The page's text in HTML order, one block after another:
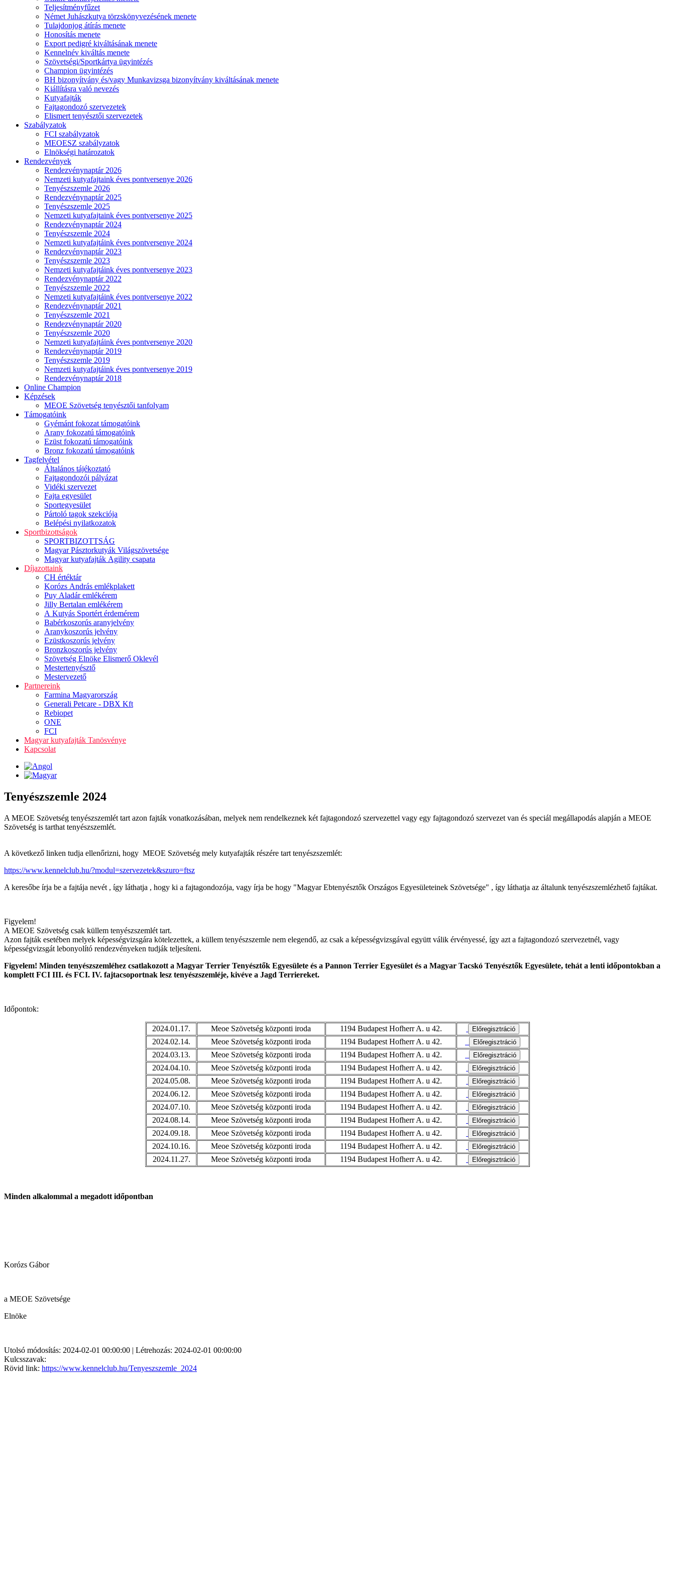
Teljesítményfűzet
Német Juhászkutya törzskönyvezésének menete
Tulajdonjog átírás menete
Honosítás menete
Export pedigré kiváltásának menete
Kennelnév kiváltás menete
Szövetségi/Sportkártya ügyintézés
Champion ügyintézés
BH bizonyítvány és/vagy Munkavizsga bizonyítvány kiváltásának menete
Kiállításra való nevezés
Kutyafajták
Fajtagondozó szervezetek
Elismert tenyésztői szervezetek
Szabályzatok
FCI szabályzatok
MEOESZ szabályzatok
Elnökségi határozatok
Rendezvények
Rendezvénynaptár 2026
Nemzeti kutyafajtaink éves pontversenye 2026
Tenyészszemle 2026
Rendezvénynaptár 2025
Tenyészszemle 2025
Nemzeti kutyafajtaink éves pontversenye 2025
Rendezvénynaptár 2024
Tenyészszemle 2024
Nemzeti kutyafajtáink éves pontversenye 2024
Rendezvénynaptár 2023
Tenyészszemle 2023
Nemzeti kutyafajtáink éves pontversenye 2023
Rendezvénynaptár 2022
Tenyészszemle 2022
Nemzeti kutyafajtáink éves pontversenye 2022
Rendezvénynaptár 2021
Tenyészszemle 2021
Rendezvénynaptár 2020
Tenyészszemle 2020
Nemzeti kutyafajtáink éves pontversenye 2020
Rendezvénynaptár 2019
Tenyészszemle 2019
Nemzeti kutyafajtáink éves pontversenye 2019
Rendezvénynaptár 2018
Online Champion
Képzések
MEOE Szövetség tenyésztői tanfolyam
Támogatóink
Gyémánt fokozat támogatóink
Arany fokozatú támogatóink
Ezüst fokozatú támogatóink
Bronz fokozatú támogatóink
Tagfelvétel
Általános tájékoztató
Fajtagondozói pályázat
Vidéki szervezet
Fajta egyesület
Sportegyesület
Pártoló tagok szekciója
Belépési nyilatkozatok
Sportbizottságok
SPORTBIZOTTSÁG
Magyar Pásztorkutyák Világszövetsége
Magyar kutyafajták Agility csapata
Díjazottaink
CH értéktár
Korózs András emlékplakett
Puy Aladár emlékérem
Jilly Bertalan emlékérem
A Kutyás Sportért érdemérem
Babérkoszorús aranyjelvény
Aranykoszorús jelvény
Ezüstkoszorús jelvény
Bronzkoszorús jelvény
Szövetség Elnöke Elismerő Oklevél
Mestertenyésztő
Mestervezető
Partnereink
Farmina Magyarország
Generali Petcare - DBX Kft
Rebiopet
ONE
FCI
Magyar kutyafajták Tanösvénye
Kapcsolat
Tenyészszemle 2024
A MEOE Szövetség tenyészszemlét tart azon fajták vonatkozásában, melyek nem rendelkeznek két fajtagondozó szervezettel vagy egy fajtagondozó szervezet van és speciál megállapodás alapján a MEOE
Szövetség is tarthat tenyészszemlét.
A következő linken tudja ellenőrizni, hogy MEOE Szövetség mely kutyafajták részére tart tenyészszemlét:
https://www.kennelclub.hu/?modul=szervezetek&szuro=ftsz
A keresőbe írja be a fajtája nevét , így láthatja , hogy ki a fajtagondozója, vagy írja be hogy "Magyar Ebtenyésztők Országos Egyesületeinek Szövetsége" , így láthatja az általunk tenyészszemlézhető fajtákat.
Figyelem!
A MEOE Szövetség csak küllem tenyészszemlét tart.
Azon fajták esetében melyek képességvizsgára kötelezettek, a küllem tenyészszemle nem elegendő, az csak a képességvizsgával együtt válik érvényessé, így azt a fajtagondozó szervezetnél, vagy
képességvizsgát lebonyolító rendezvényeken tudják teljesíteni.
Figyelem! Minden tenyészszemléhez csatlakozott a Magyar Terrier Tenyésztők Egyesülete és a Pannon Terrier Egyesület és a Magyar Tacskó Tenyésztők Egyesülete, tehát a lenti időpontokban a
komplett FCI III. és FCI. IV. fajtacsoportnak lesz tenyészszemléje, kivéve a Jagd Terriereket.
Időpontok:
2024.01.17. Meoe Szövetség központi iroda
1194 Budapest Hofherr A. u 42.
2024.02.14.
Meoe Szövetség központi iroda
1194 Budapest Hofherr A. u 42.
2024.03.13.
Meoe Szövetség központi iroda
1194 Budapest Hofherr A. u 42.
2024.04.10.
Meoe Szövetség központi iroda
1194 Budapest Hofherr A. u 42.
2024.05.08.
Meoe Szövetség központi iroda
1194 Budapest Hofherr A. u 42.
2024.06.12.
Meoe Szövetség központi iroda
1194 Budapest Hofherr A. u 42.
2024.07.10.
Meoe Szövetség központi iroda
1194 Budapest Hofherr A. u 42.
2024.08.14.
Meoe Szövetség központi iroda
1194 Budapest Hofherr A. u 42.
2024.09.18.
Meoe Szövetség központi iroda
1194 Budapest Hofherr A. u 42.
2024.10.16.
Meoe Szövetség központi iroda
1194 Budapest Hofherr A. u 42.
2024.11.27.
Meoe Szövetség központi iroda 1194 Budapest Hofherr A. u 42.
Minden alkalommal a megadott időpontban
Korózs Gábor
a MEOE Szövetsége
Elnöke
Utolsó módosítás: 2024-02-01 00:00:00 | Létrehozás: 2024-02-01 00:00:00
Kulcsszavak:
Rövid link: https://www.kennelclub.hu/Tenyeszszemle_2024